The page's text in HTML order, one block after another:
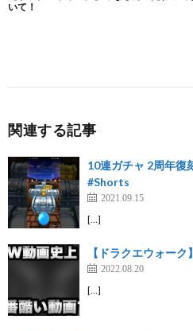
関連する記事
10連ガチャ 2周年復
#Shorts
2021.09.15
[…]
【ドラクエウォー
2022.08.20
[…]